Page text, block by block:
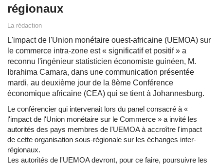
régionaux
La rédaction
L'impact de l'Union monétaire ouest-africaine (UEMOA) sur
le commerce intra-zone est « significatif et positif » a
reconnu l'ingénieur statisticien économiste guinéen, M.
Ibrahima Camara, dans une communication présentée
mardi, au deuxième jour de la 8ème Conférence
économique africaine (CEA) qui se tient à Johannesburg.
Le conférencier qui intervenait lors du panel consacré à «
l'impact de l'Union monétaire sur le Commerce » a invité les
autorités des pays membres de l'UEMOA à accroître l'impact
de cette organisation sous-régionale sur les échanges inter-
régionaux.
Les autorités de l'UEMOA devront, pour ce faire, poursuivre les